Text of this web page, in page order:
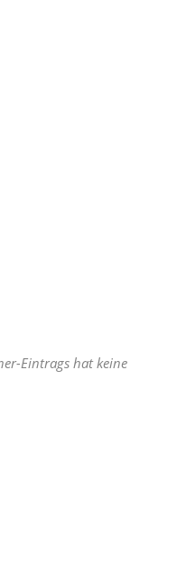
Eintrags hat keine